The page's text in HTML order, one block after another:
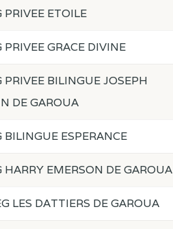
PRIVEE ETOILE
PRIVEE GRACE DIVINE
PRIVEE BILINGUE JOSEPH
DE GAROUA
BILINGUE ESPERANCE
HARRY EMERSON DE GAROUA
LES DATTIERS DE GAROUA